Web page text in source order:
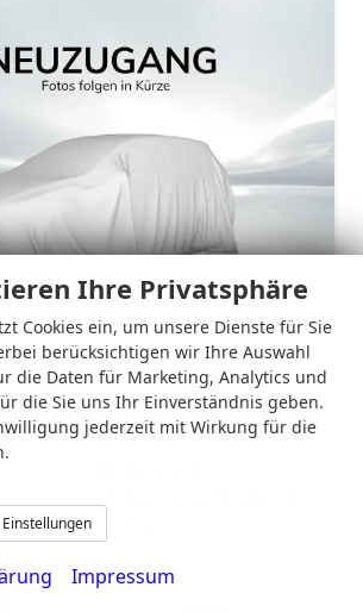
Taigo
R-Line 1.5 TSI DSG Black, AHK, Navi, IQ.Light, IQ.Drive, Kamera, ACC, Winter, 18-Zoll
14 Tage Gebrauchtwagen
Ihre Privatsphäre
Cookies ein, um unsere Dienste für Sie
berücksichtigen wir Ihre Auswahl
die Daten für Marketing, Analytics und
die Sie uns Ihr Einverständnis geben.
jederzeit mit Wirkung für die
Einstellungen
Impressum